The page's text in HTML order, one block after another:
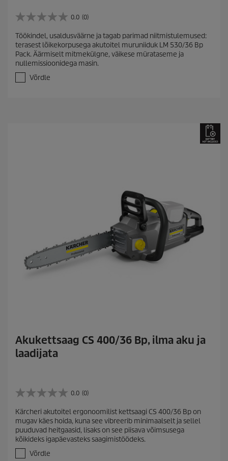
0.0 (0)
0
0
/
5
t
h
Töökindel, usaldusväärne ja tagab parimad niitmistulemused:
terasest lõikekorpusega akutoitel muruniiduk LM 530/36 Bp
Pack. Äärmiselt mitmekülgne, väikese mürataseme ja
nullemissioonidega masin.
Võrdle
Akukettsaag CS 400/36 Bp, ilma aku ja
laadijata
0.0 (0)
0
0
/
5
t
Kärcheri akutoitel ergonoomilist kettsaagi CS 400/36 Bp on
mugav käes hoida, kuna see vibreerib minimaalselt ja sellel
puuduvad heitgaasid, lisaks on see piisava võimsusega
kõikideks igapäevasteks saagimistöödeks.
Võrdle